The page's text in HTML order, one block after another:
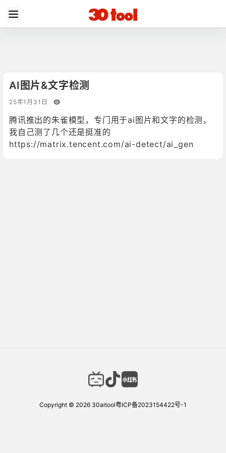
AI图片&文字检测
25年1月31日
腾讯推出的朱雀模型，专门用于ai图片和文字的检测，
我自己测了几个还是挺准的
https://matrix.tencent.com/ai-detect/ai_gen
Copyright © 2026 30aitool粤ICP备2023154422号-1